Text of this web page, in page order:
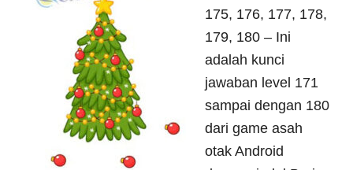
175, 176, 177, 178,
179, 180 – Ini
adalah kunci
jawaban level 171
sampai dengan 180
dari game asah
otak Android